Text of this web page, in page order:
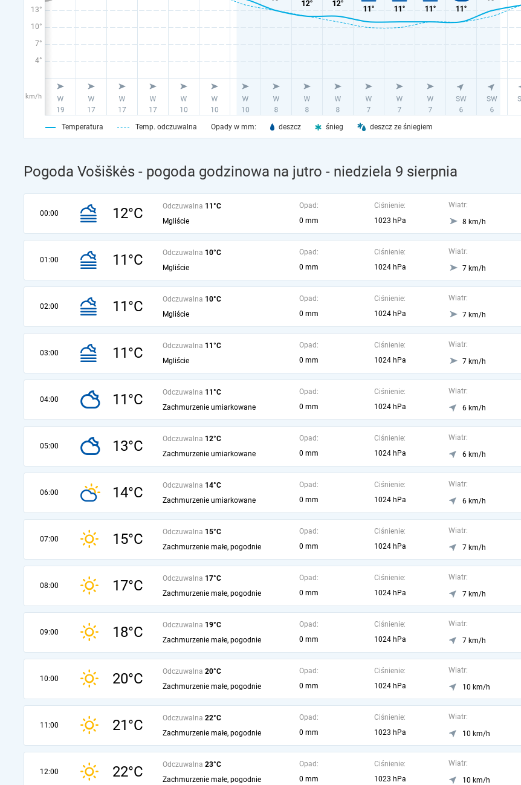
13°
10°
7°
4°
km/h
Temperatura Temp. odczuwalna Opady w mm: deszcz śnieg deszcz ze śniegiem
Pogoda Vošiškės - pogoda godzinowa na jutro - niedziela 9 sierpnia
00:00 12°C Odczuwalna 11°C
Mgliście
Opad:
0 mm
Ciśnienie:
1023 hPa
Wiatr:
8 km/h
01:00 11°C Odczuwalna 10°C
Mgliście
Opad:
0 mm
Ciśnienie:
1024 hPa
Wiatr:
7 km/h
02:00 11°C Odczuwalna 10°C
Mgliście
Opad:
0 mm
Ciśnienie:
1024 hPa
Wiatr:
7 km/h
03:00 11°C Odczuwalna 11°C
Mgliście
Opad:
0 mm
Ciśnienie:
1024 hPa
Wiatr:
7 km/h
04:00 11°C Odczuwalna 11°C
Zachmurzenie umiarkowane
Opad:
0 mm
Ciśnienie:
1024 hPa
Wiatr:
6 km/h
05:00 13°C Odczuwalna 12°C
Zachmurzenie umiarkowane
Opad:
0 mm
Ciśnienie:
1024 hPa
Wiatr:
6 km/h
06:00 14°C Odczuwalna 14°C
Zachmurzenie umiarkowane
Opad:
0 mm
Ciśnienie:
1024 hPa
Wiatr:
6 km/h
07:00 15°C Odczuwalna 15°C
Zachmurzenie małe, pogodnie
Opad:
0 mm
Ciśnienie:
1024 hPa
Wiatr:
7 km/h
08:00 17°C Odczuwalna 17°C
Zachmurzenie małe, pogodnie
Opad:
0 mm
Ciśnienie:
1024 hPa
Wiatr:
7 km/h
09:00 18°C Odczuwalna 19°C
Zachmurzenie małe, pogodnie
Opad:
0 mm
Ciśnienie:
1024 hPa
Wiatr:
7 km/h
10:00 20°C Odczuwalna 20°C
Zachmurzenie małe, pogodnie
Opad:
0 mm
Ciśnienie:
1024 hPa
Wiatr:
10 km/h
11:00 21°C Odczuwalna 22°C
Zachmurzenie małe, pogodnie
Opad:
0 mm
Ciśnienie:
1023 hPa
Wiatr:
10 km/h
12:00 22°C Odczuwalna 23°C
Zachmurzenie małe, pogodnie
Opad:
0 mm
Ciśnienie:
1023 hPa
Wiatr:
10 km/h